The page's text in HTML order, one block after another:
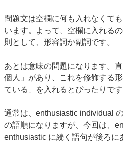
問題文は空欄に何も入れなくて
います。よって、空欄に入れる
則として、形容詞か副詞です。
あとは意味の問題になります。
個人」があり、これを修飾する
ている」を入れるとぴったりです
通常は、enthusiastic individual
の語順になりますが、今回は、
enthusiastic に続く語句が後ろに